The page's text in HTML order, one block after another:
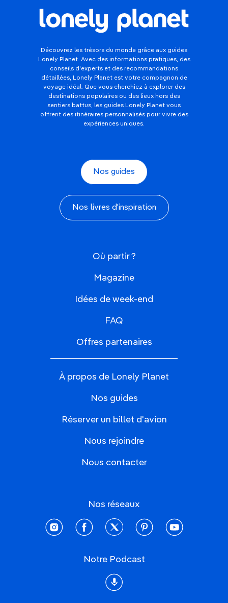
Découvrez les trésors du monde grâce aux guides
Lonely Planet. Avec des informations pratiques, des
conseils d'experts et des recommandations
détaillées, Lonely Planet est votre compagnon de
voyage idéal. Que vous cherchiez à explorer des
destinations populaires ou des lieux hors des
sentiers battus, les guides Lonely Planet vous
offrent des itinéraires personnalisés pour vivre des
expériences uniques.
Nos guides
Nos livres d'inspiration
Où partir ?
Magazine
Idées de week-end
FAQ
Offres partenaires
À propos de Lonely Planet
Nos guides
Réserver un billet d'avion
Nous rejoindre
Nous contacter
Nos réseaux
instagramfacebooktwitter pinterestyoutube
Notre Podcast
Podcast